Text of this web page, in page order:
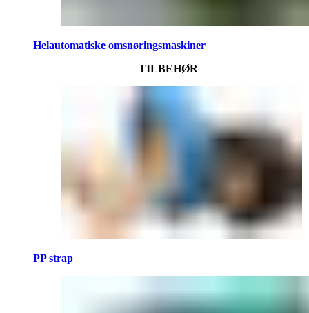
Helautomatiske omsnøringsmaskiner
TILBEHØR
PP strap